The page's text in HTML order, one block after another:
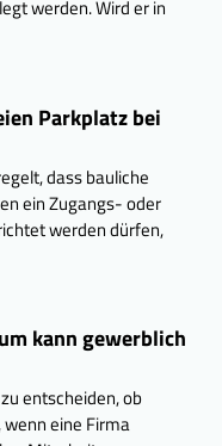
werden. Wird er in
Parkplatz bei
dass bauliche
ein Zugangs- oder
werden dürfen,
kann gewerblich
entscheiden, ob
eine Firma